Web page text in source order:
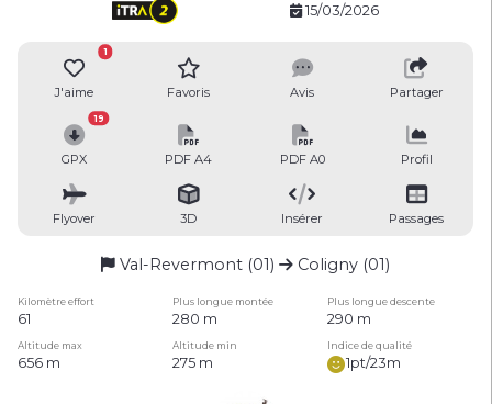
15/03/2026
J'aime
1
Favoris Avis Partager
GPX
19
PDF A4 PDF A0 Profil
Flyover 3D Insérer Passages
Val-Revermont (01) Coligny (01)
Kilomètre effort Plus longue montée Plus longue descente
61 280 m 290 m
Altitude max Altitude min Indice de qualité
656 m 275 m 1pt/23m